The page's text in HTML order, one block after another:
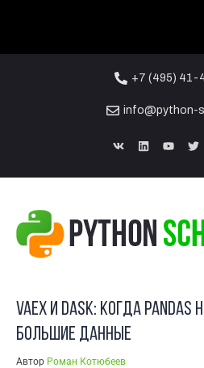
+7 (495) 41-
info@python-
16
ФЕВ
Vaex и Dask: когда Pandas
большие данные
Автор Роман Котюбеев